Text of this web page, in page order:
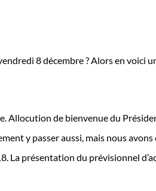
8 décembre ? Alors en voici
Allocution de bienvenue du
y passer aussi, mais nous
La présentation du prévisionnel